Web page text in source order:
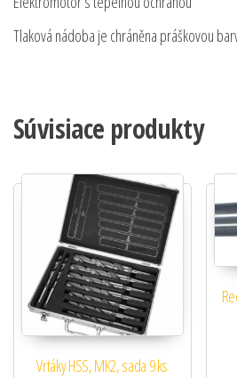
Tlaková nádoba je chráněna práškovou
Súvisiace produkty
Vrtáky HSS, MK2, sada 9 ks